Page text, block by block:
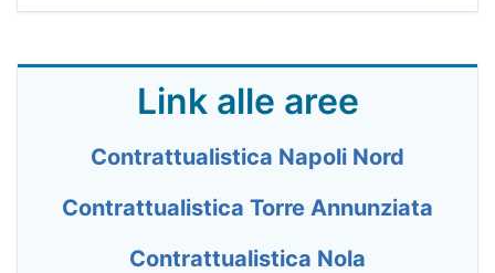
Link alle aree
Contrattualistica Napoli Nord
Contrattualistica Torre Annunziata
Contrattualistica Nola